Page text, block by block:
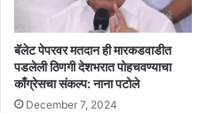
बॅलेट पेपरवर मतदान ही मारकडवाडीत
पडलेली ठिणगी देशभरात पोहचवण्याचा
काँग्रेसचा संकल्प: नाना पटोले
December 7, 2024